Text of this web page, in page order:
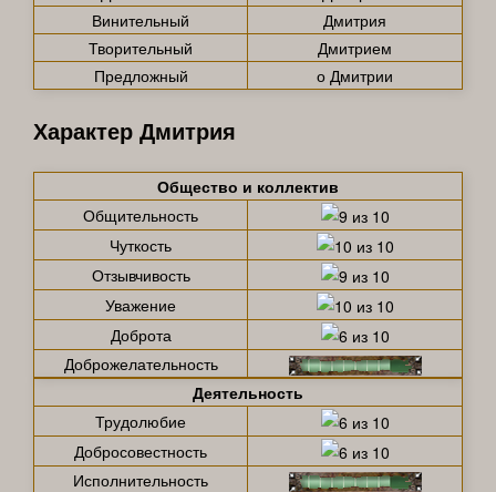
Винительный
Дмитрия
Творительный
Дмитрием
Предложный
о Дмитрии
Характер Дмитрия
Общество и коллектив
Общительность
Чуткость
Отзывчивость
Уважение
Доброта
Доброжелательность
Деятельность
Трудолюбие
Добросовестность
Исполнительность